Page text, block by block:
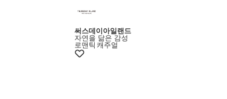
써스데이아일랜드
자연을 닮은 감성
로맨틱 캐주얼